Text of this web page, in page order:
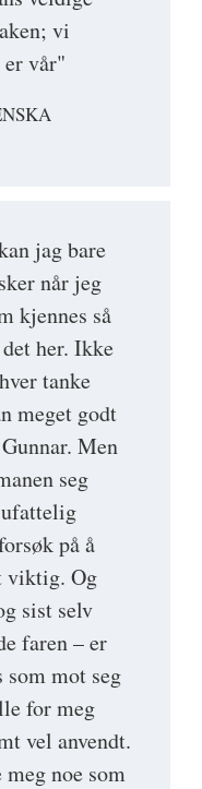
vi
er vår"
jag bare
når jeg
kjennes så
her. Ikke
tanke
meget godt
Men
seg
på å
viktig. Og
sist selv
faren – er
som mot seg
for meg
vel anvendt.
noe som